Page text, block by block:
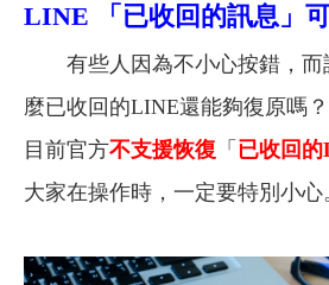
LINE 「已收回的訊息」
有些人因為不小心按錯，而
麼已收回的LINE還能夠復原嗎？
目前官方不支援恢復 「 已收回
大家在操作時，一定要特別小心